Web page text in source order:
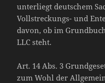
unterliegt deutschem
Vollstreckungs- und
davon, ob im
LLC steht.
Art. 14 Abs. 3
zum Wohl der